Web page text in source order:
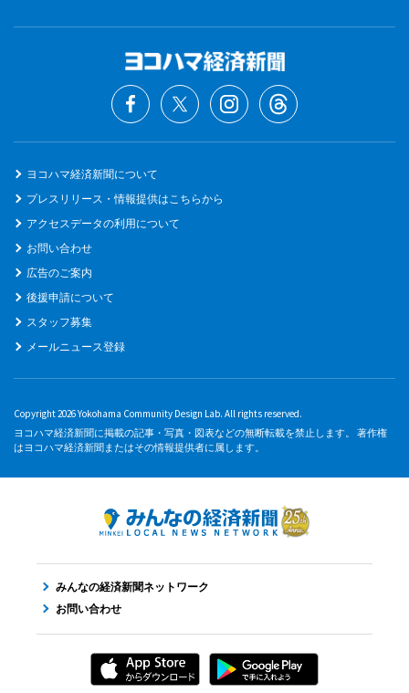
ヨコハマ経済新聞について
プレスリリース・情報提供はこちらから
アクセスデータの利用について
お問い合わせ
広告のご案内
後援申請について
スタッフ募集
メールニュース登録
Copyright 2026 Yokohama Community Design Lab. All rights reserved.
ヨコハマ経済新聞に掲載の記事・写真・図表などの無断転載を禁止します。 著作権
はヨコハマ経済新聞またはその情報提供者に属します。
みんなの経済新聞ネットワーク
お問い合わせ